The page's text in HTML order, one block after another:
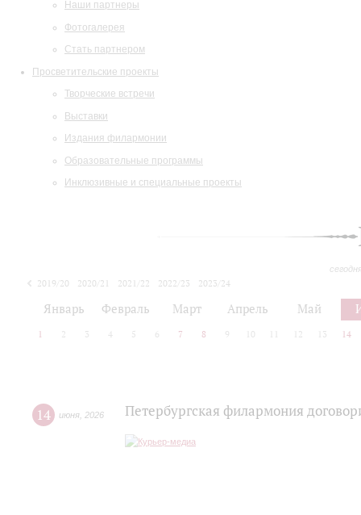
Наши партнеры
Фотогалерея
Стать партнером
Просветительские проекты
Творческие встречи
Выставки
Издания филармонии
Образовательные программы
Инклюзивные и специальные проекты
2019/20 2020/21 2021/22 2022/23
2023/24
Январь Февраль Март Апрель Май
1 2 3 4 5 6 7 8 9 10 12 13 14
14 июня 2026 Петербургская филармония